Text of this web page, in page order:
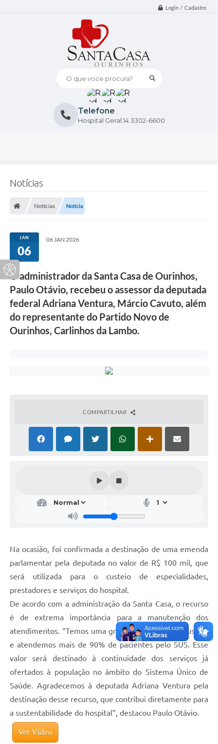
Login / Cadastro
O que voce procura?
Telefone
Hospital Geral:14 3302-6600
Notícias
Notícias Notícia
JAN
06
06 JAN 2026
O administrador da Santa Casa de Ourinhos,
Paulo Otávio, recebeu o assessor da deputada
federal Adriana Ventura, Márcio Cavuto, além
do representante do Partido Novo de
Ourinhos, Carlinhos da Lambo.
COMPARTILHAR
Na ocasião, foi confirmada a destinação de uma emenda
parlamentar pela deputada no valor de R$ 100 mil, que
será utilizada para o custeio de especialidades,
prestadores e serviços do hospital.
De acordo com a administração da Santa Casa, o recurso
é de extrema importância para a manutenção dos
atendimentos. “Temos uma grande demanda por custeio
e atendemos mais de 90% de pacientes pelo SUS. Esse
valor será destinado à continuidade dos serviços já
ofertados à população no âmbito do Sistema Único de
Saúde. Agradecemos à deputada Adriana Ventura pela
destinação desse recurso, que contribui diretamente para
a sustentabilidade do hospital”, destacou Paulo Otávio.
Ver Vídeo